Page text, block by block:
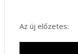
Az új előzetes: